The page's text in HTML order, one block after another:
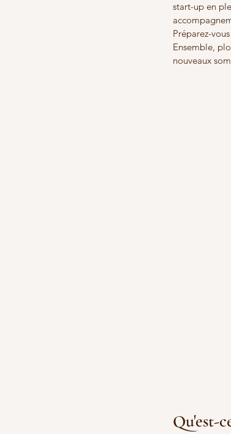
start-up en
Préparez-
Ensemble,
nouveaux
Qu'est-